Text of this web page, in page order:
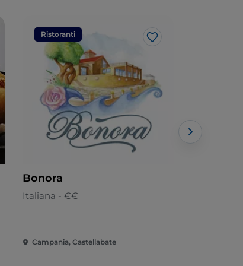
Ristoranti
Like
Bonora
Italiana - €€
Campania, Castellabate